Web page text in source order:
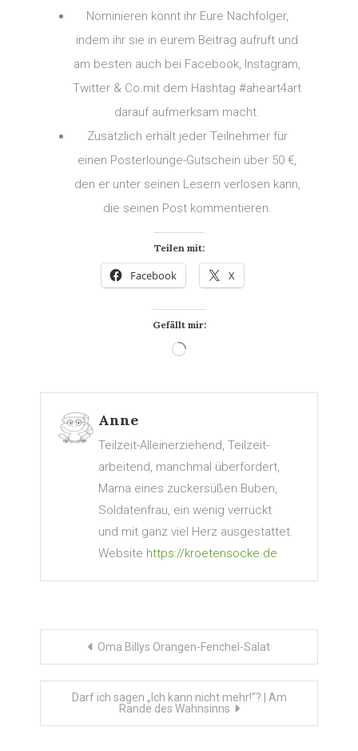
Nominieren könnt ihr Eure Nachfolger,
indem ihr sie in eurem Beitrag aufruft und
am besten auch bei Facebook, Instagram,
Twitter & Co.mit dem Hashtag #aheart4art
darauf aufmerksam macht.
Zusätzlich erhält jeder Teilnehmer für
einen Posterlounge-Gutschein über 50 €,
den er unter seinen Lesern verlosen kann,
die seinen Post kommentieren.
Teilen mit:
Facebook X
Gefällt mir:
Anne
Teilzeit-Alleinerziehend, Teilzeit-
arbeitend, manchmal überfordert,
Mama eines zuckersüßen Buben,
Soldatenfrau, ein wenig verrückt
und mit ganz viel Herz ausgestattet.
Website https://kroetensocke.de
Beitragsnavigation
Oma Billys Orangen-Fenchel-Salat
Darf ich sagen „Ich kann nicht mehr!“? | Am
Rande des Wahnsinns